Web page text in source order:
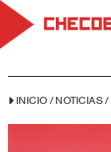
INICIO / NOTICIAS/